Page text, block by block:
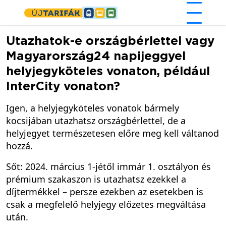
Ugrás a tartalomra
Utazhatok-e országbérlettel vagy
Magyarország24 napijeggyel
helyjegyköteles vonaton, például
InterCity vonaton?
Igen, a helyjegyköteles vonatok bármely
kocsijában utazhatsz országbérlettel, de a
helyjegyet természetesen előre meg kell váltanod
hozzá.
Sőt: 2024. március 1-jétől immár 1. osztályon és
prémium szakaszon is utazhatsz ezekkel a
díjtermékkel – persze ezekben az esetekben is
csak a megfelelő helyjegy előzetes megváltása
után.